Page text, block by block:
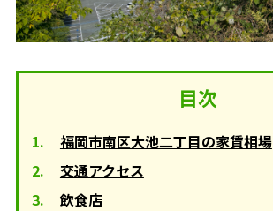
目次
福岡市南区大池二丁目の家賃相場
交通アクセス
飲食店